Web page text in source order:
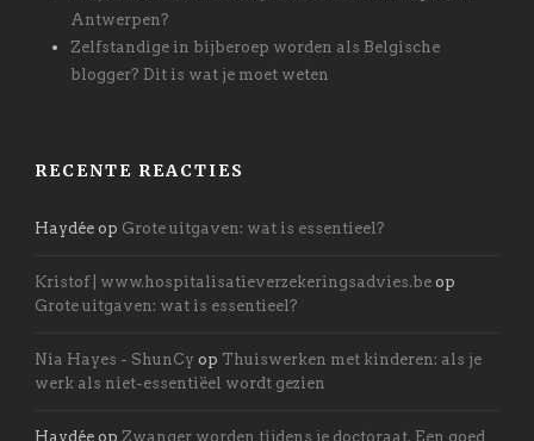
Antwerpen?
Zelfstandige in bijberoep worden als Belgische
blogger? Dit is wat je moet weten
RECENTE REACTIES
Haydée op Grote uitgaven: wat is essentieel?
Kristof | www.hospitalisatieverzekeringsadvies.be op
Grote uitgaven: wat is essentieel?
Nia Hayes - ShunCy op Thuiswerken met kinderen: als je
werk als niet-essentiëel wordt gezien
Haydée op Zwanger worden tijdens je doctoraat. Een goed